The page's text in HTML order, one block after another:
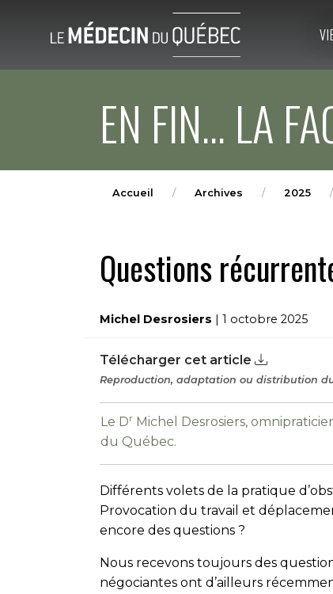
EN FIN... LA
Accueil Archives 2025
Questions
Michel Desrosiers | 1 octobre 2025
Télécharger cet article
Reproduction, adaptation ou distribution
Le Dr Michel Desrosiers,
du Québec.
Différents volets de la pratique
Provocation du travail et
encore des questions ?
Nous recevons toujours des
négociantes ont d’ailleurs